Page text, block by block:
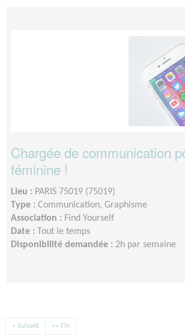
Chargée de communication
féminine !
Lieu : PARIS 75019 (75019)
Type : Communication, Graphisme
Association : Find Yourself
Date :
Tout le temps
Disponibilité demandée : 2h par semaine
» Suivant »» Fin